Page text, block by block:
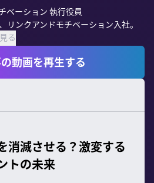
ベーション 執行役員
リンクアンドモチベーション入社。
る
動画を再生する
消滅させる？激変する
トの未来